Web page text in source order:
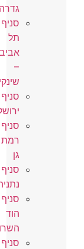
גדרה
סניף
תל
אביב
–
סניף
סניף
רמת
גן
סניף
סניף
הוד
סניף